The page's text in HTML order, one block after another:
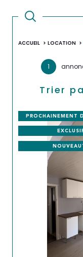
ACCUEIL LOCATION
1
Trier
PROCHAINEMENT